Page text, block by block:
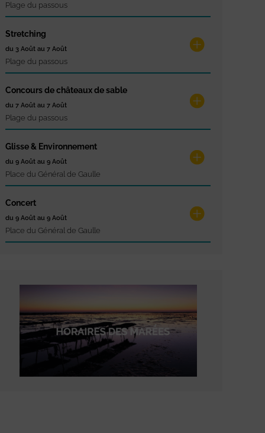
Plage du passous
Stretching
du 3 Août au 7 Août
Plage du passous
Concours de châteaux de sable
du 7 Août au 7 Août
Plage du passous
Glisse & Environnement
du 9 Août au 9 Août
Place du Général de Gaulle
Concert
du 9 Août au 9 Août
Place du Général de Gaulle